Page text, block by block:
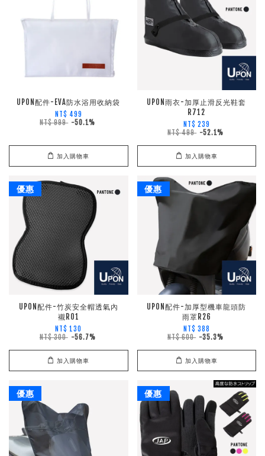
UPON配件-EVA防水浴用收納袋
NT$ 499
NT$ 999 -50.1%
加入購物車
UPON雨衣-加厚止滑反光鞋套
R712
NT$ 239
NT$ 499 -52.1%
加入購物車
優惠
UPON配件-竹炭安全帽透氣內
襯R01
NT$ 130
NT$ 300 -56.7%
加入購物車
優惠
UPON配件-加厚型機車龍頭防
雨罩R26
NT$ 388
NT$ 600 -35.3%
加入購物車
優惠 優惠